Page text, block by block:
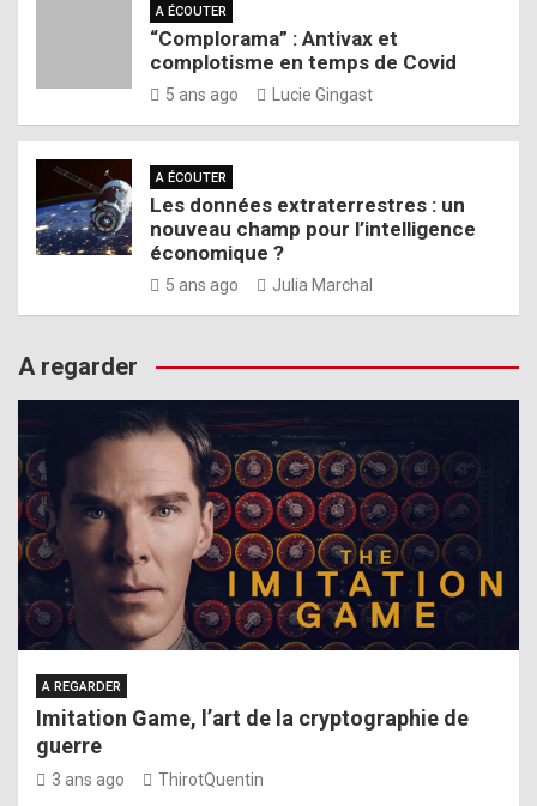
A ÉCOUTER
“Complorama” : Antivax et
complotisme en temps de Covid
5 ans ago Lucie Gingast
A ÉCOUTER
Les données extraterrestres : un
nouveau champ pour l’intelligence
économique ?
5 ans ago Julia Marchal
A regarder
A REGARDER
Imitation Game, l’art de la cryptographie de
guerre
3 ans ago ThirotQuentin